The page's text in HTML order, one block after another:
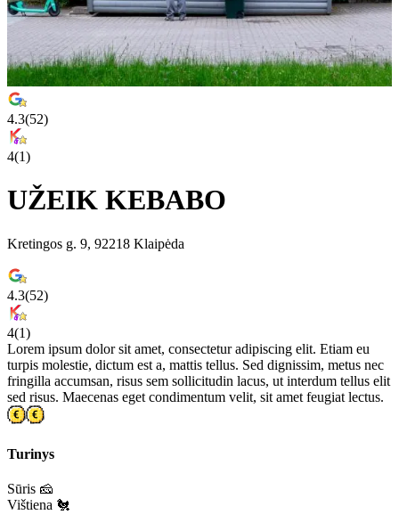
4.3(52)
4(1)
UŽEIK KEBABO
Kretingos g. 9, 92218 Klaipėda
4.3(52)
4(1)
Lorem ipsum dolor sit amet, consectetur adipiscing elit. Etiam eu
turpis molestie, dictum est a, mattis tellus. Sed dignissim, metus nec
fringilla accumsan, risus sem sollicitudin lacus, ut interdum tellus elit
sed risus. Maecenas eget condimentum velit, sit amet feugiat lectus.
Turinys
Sūris 🧀
Vištiena 🐔